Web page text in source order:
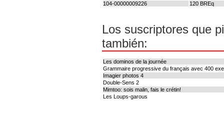
104-00000009226
120 BREq
Los suscriptores que
también:
Les dominos de la journée
Grammaire progressive du français avec 400
Imagier photos 4
Double-Sens 2
Mimtoo: sois malin, fais le crétin!
Les Loups-garous